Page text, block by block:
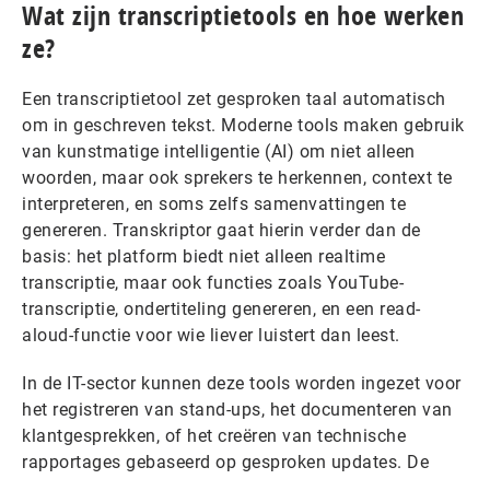
Wat zijn transcriptietools en hoe werken
ze?
Een transcriptietool zet gesproken taal automatisch
om in geschreven tekst. Moderne tools maken gebruik
van kunstmatige intelligentie (AI) om niet alleen
woorden, maar ook sprekers te herkennen, context te
interpreteren, en soms zelfs samenvattingen te
genereren. Transkriptor gaat hierin verder dan de
basis: het platform biedt niet alleen realtime
transcriptie, maar ook functies zoals YouTube-
transcriptie, ondertiteling genereren, en een read-
aloud-functie voor wie liever luistert dan leest.
In de IT-sector kunnen deze tools worden ingezet voor
het registreren van stand-ups, het documenteren van
klantgesprekken, of het creëren van technische
rapportages gebaseerd op gesproken updates. De